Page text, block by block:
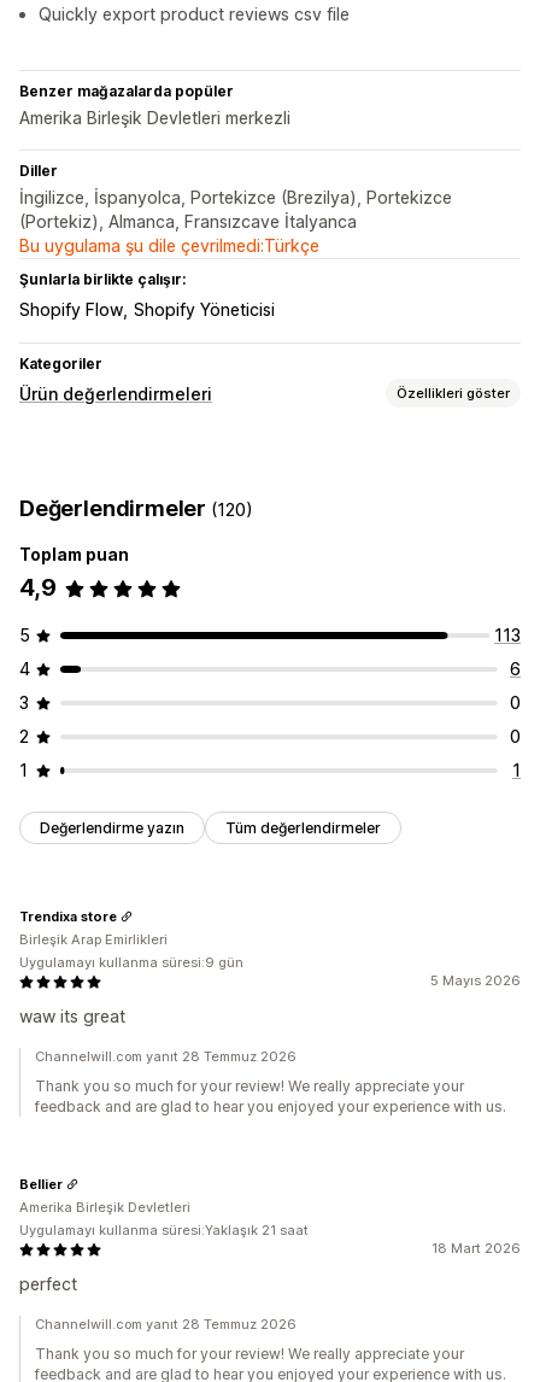
Quickly export product reviews csv file
Benzer mağazalarda popüler
Amerika Birleşik Devletleri merkezli
Diller
İngilizce, İspanyolca, Portekizce (Brezilya), Portekizce
(Portekiz), Almanca, Fransızcave İtalyanca
Bu uygulama şu dile çevrilmedi:Türkçe
Şunlarla birlikte çalışır:
Shopify Flow Shopify Yöneticisi
Kategoriler
Ürün değerlendirmeleri Özellikleri göster
Değerlendirmeleri toplama yöntemleri
İçe ve dışa aktarma
Değerlendirmeler (120)
Toplam puan
4,9
5
113
4
6
3
0
2
0
1
1
Değerlendirme yazın Tüm değerlendirmeler
5 Mayıs 2026
waw its great
Trendixa store
Birleşik Arap Emirlikleri
Uygulamayı kullanma süresi:9 gün
Channelwill.com yanıt 28 Temmuz 2026
Thank you so much for your review! We really appreciate your
feedback and are glad to hear you enjoyed your experience with us.
18 Mart 2026
perfect
Bellier
Amerika Birleşik Devletleri
Uygulamayı kullanma süresi:Yaklaşık 21 saat
Channelwill.com yanıt 28 Temmuz 2026
Thank you so much for your review! We really appreciate your
feedback and are glad to hear you enjoyed your experience with us.